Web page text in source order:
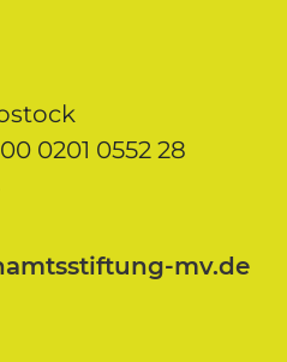
0201 0552 28
mv.de